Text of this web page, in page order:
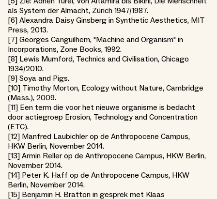
als System der Almacht, Zürich 1947/1987.
[6] Alexandra Daisy Ginsberg in Synthetic Aesthetics, MIT
Press, 2013.
[7] Georges Canguilhem, "Machine and Organism" in
Incorporations, Zone Books, 1992.
[8] Lewis Mumford, Technics and Civilisation, Chicago
1934/2010.
[9] Soya and Pigs.
[10] Timothy Morton, Ecology without Nature, Cambridge
(Mass.), 2009.
[11] Een term die voor het nieuwe organisme is bedacht
door actiegroep Erosion, Technology and Concentration
(ETC).
[12] Manfred Laubichler op de Anthropocene Campus,
HKW Berlin, November 2014.
[13] Armin Reller op de Anthropocene Campus, HKW Berlin,
November 2014.
[14] Peter K. Haff op de Anthropocene Campus, HKW
Berlin, November 2014.
[15] Benjamin H. Bratton in gesprek met Klaas